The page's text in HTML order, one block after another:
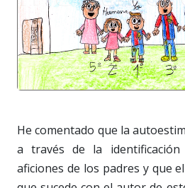
He comentado que la
a través de la
aficiones de los padres y que